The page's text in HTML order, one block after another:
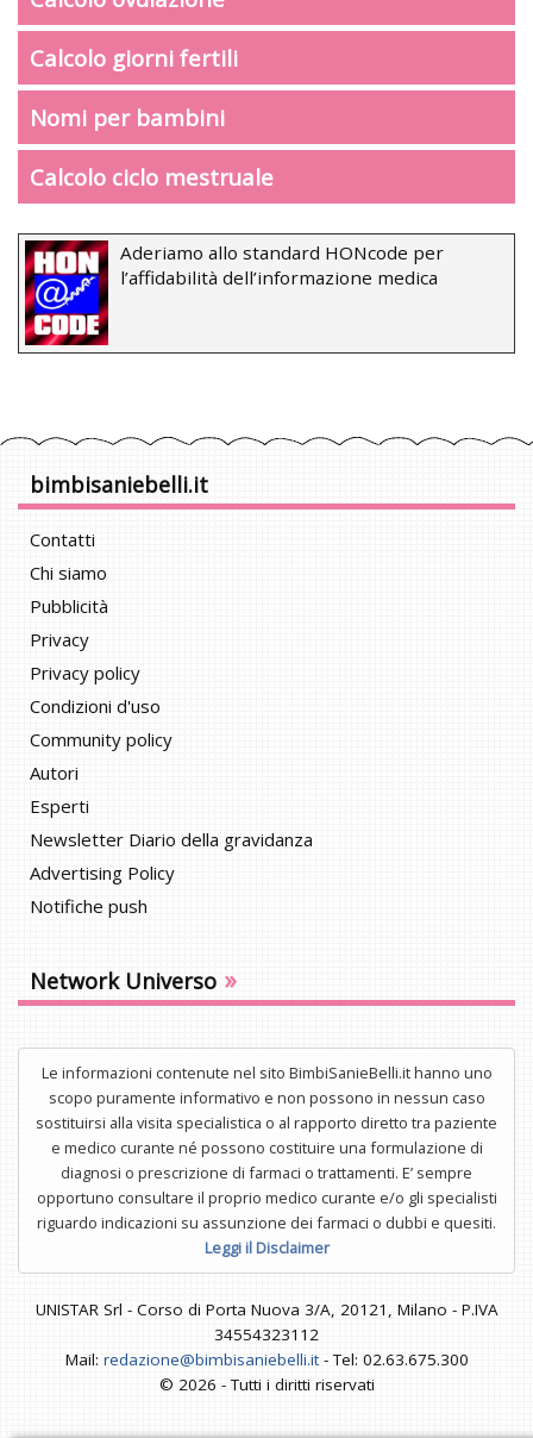
Calcolo giorni fertili
Nomi per bambini
Calcolo ciclo mestruale
Aderiamo allo standard HONcode per
l’affidabilità dell’informazione medica
bimbisaniebelli.it
Contatti
Chi siamo
Pubblicità
Privacy
Privacy policy
Condizioni d'uso
Community policy
Autori
Esperti
Newsletter Diario della gravidanza
Advertising Policy
Notifiche push
Network Universo »
Le informazioni contenute nel sito BimbiSanieBelli.it hanno uno
scopo puramente informativo e non possono in nessun caso
sostituirsi alla visita specialistica o al rapporto diretto tra paziente
e medico curante né possono costituire una formulazione di
diagnosi o prescrizione di farmaci o trattamenti. E’ sempre
opportuno consultare il proprio medico curante e/o gli specialisti
riguardo indicazioni su assunzione dei farmaci o dubbi e quesiti.
Leggi il Disclaimer
UNISTAR Srl - Corso di Porta Nuova 3/A, 20121, Milano - P.IVA
34554323112
Mail: redazione@bimbisaniebelli.it- Tel: 02.63.675.300
© 2026 - Tutti i diritti riservati